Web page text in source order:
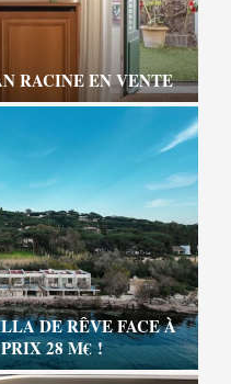
RACINE EN VENTE
DE RÊVE FACE À
28 M€ !